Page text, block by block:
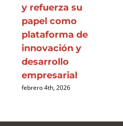
y refuerza su
papel como
plataforma de
innovación y
desarrollo
empresarial
febrero 4th, 2026